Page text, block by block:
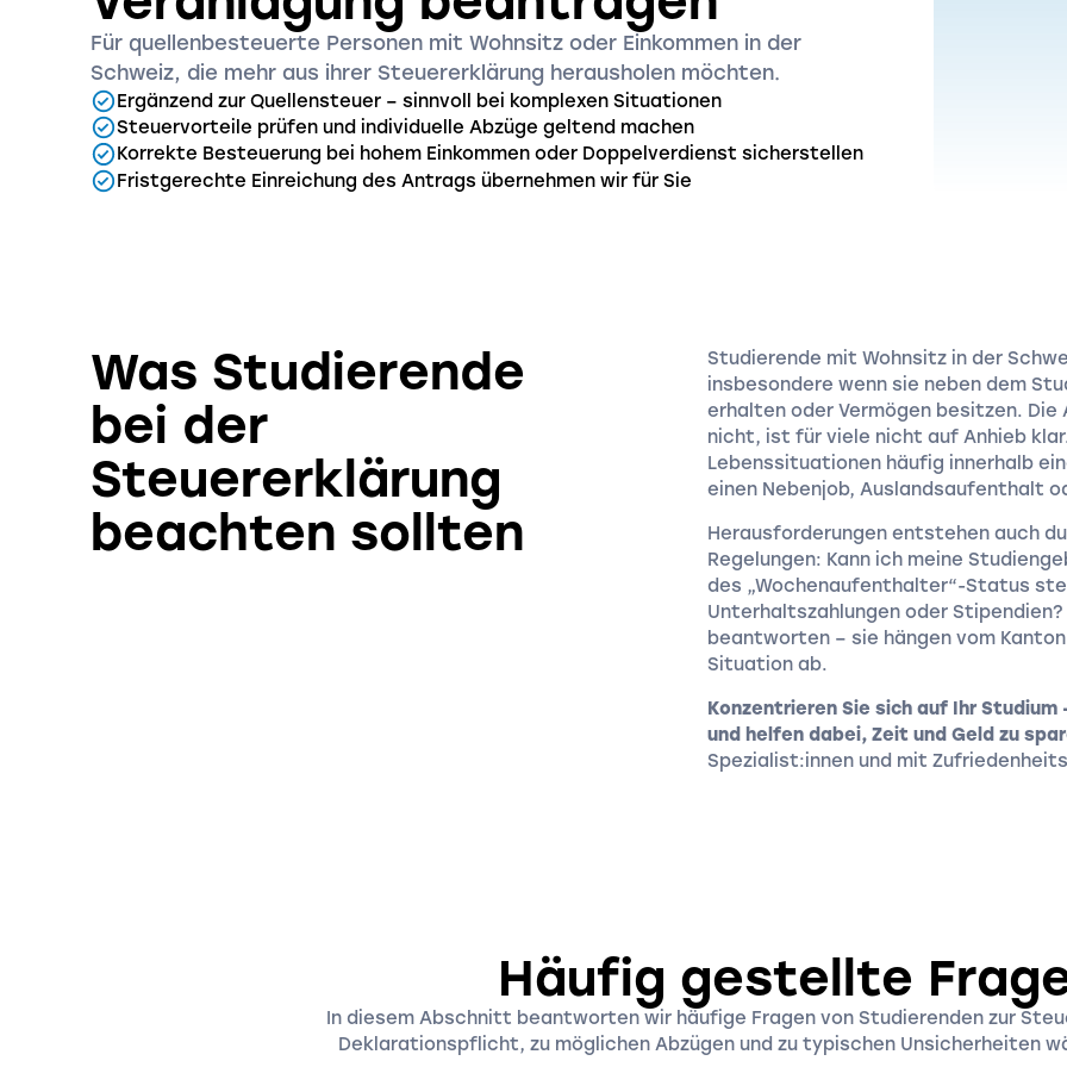
Für quellenbesteuerte Personen mit Wohnsitz oder Einkommen in der
Schweiz, die mehr aus ihrer Steuererklärung herausholen möchten.
Ergänzend zur Quellensteuer – sinnvoll bei komplexen Situationen
Steuervorteile prüfen und individuelle Abzüge geltend machen
Korrekte Besteuerung bei hohem Einkommen oder Doppelverdienst sicherstellen
Fristgerechte Einreichung des Antrags übernehmen wir für Sie
Was Studierende
bei der
Steuererklärung
beachten sollten
Studierende mit Wohnsitz in der
insbesondere wenn sie neben dem
erhalten oder Vermögen besitzen.
nicht, ist für viele nicht auf Anhieb
Lebenssituationen häufig innerhalb
einen Nebenjob, Auslandsaufenthalt
Herausforderungen entstehen auch
Regelungen: Kann ich meine
des „Wochenaufenthalter“-Status
Unterhaltszahlungen oder
beantworten – sie hängen vom
Situation ab.
Konzentrieren Sie sich auf Ihr
und helfen dabei, Zeit und Geld zu
Spezialist:innen und mit
Häufig gestellte
In diesem Abschnitt beantworten wir häufige Fragen von Studierenden zur
Deklarationspflicht, zu möglichen Abzügen und zu typischen Unsicherheiten